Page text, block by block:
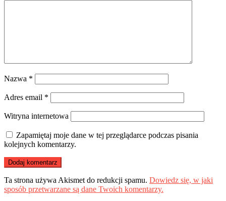
Nazwa *
Adres email *
Witryna internetowa
Zapamiętaj moje dane w tej przeglądarce podczas pisania
kolejnych komentarzy.
Ta strona używa Akismet do redukcji spamu. Dowiedz się, w jaki
sposób przetwarzane są dane Twoich komentarzy.